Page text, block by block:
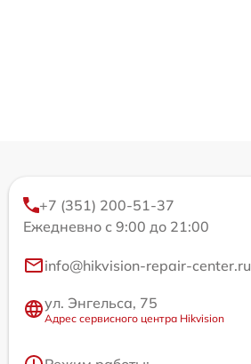
+7 (351) 200-51-37
Ежедневно с 9:00 до 21:00
info@hikvision-repair-center.ru
ул. Энгельса, 75
Адрес сервисного центра Hikvision